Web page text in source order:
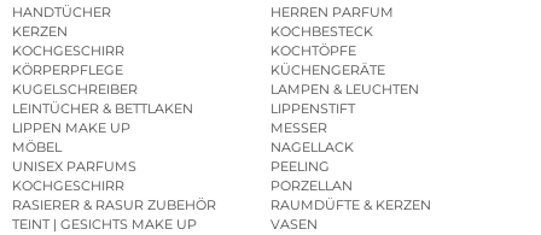
HANDTÜCHER
HERREN PARFUM
KERZEN
KOCHBESTECK
KOCHGESCHIRR
KOCHTÖPFE
KÖRPERPFLEGE
KÜCHENGERÄTE
KUGELSCHREIBER
LAMPEN & LEUCHTEN
LEINTÜCHER & BETTLAKEN
LIPPENSTIFT
LIPPEN MAKE UP
MESSER
MÖBEL
NAGELLACK
UNISEX PARFUMS
PEELING
KOCHGESCHIRR
PORZELLAN
RASIERER & RASUR ZUBEHÖR
RAUMDÜFTE & KERZEN
TEINT | GESICHTS MAKE UP
VASEN